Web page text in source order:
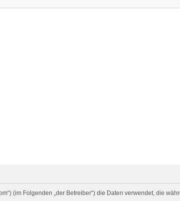
(im Folgenden „der Betreiber“) die Daten verwendet, die